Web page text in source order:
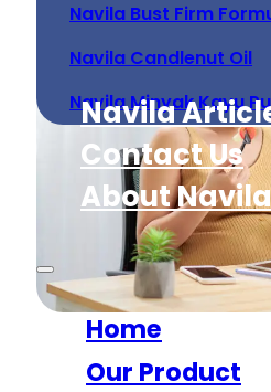
Navila Bust Firm
Navila Candlenut Oil
Navila Minyak Kayu
Navila
Contact Us
About Navila
Home
Our Product